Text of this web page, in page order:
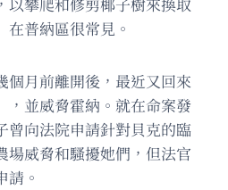
普納區很常見。
個月前離開後，最近又回來
，並威脅霍納。就在命案發
曾向法院申請針對貝克的臨
場威脅和騷擾她們，但法官
請。